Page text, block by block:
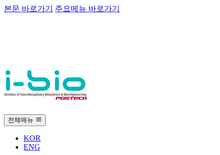
본문 바로가기 주요메뉴 바로가기
전체매뉴
KOR
ENG